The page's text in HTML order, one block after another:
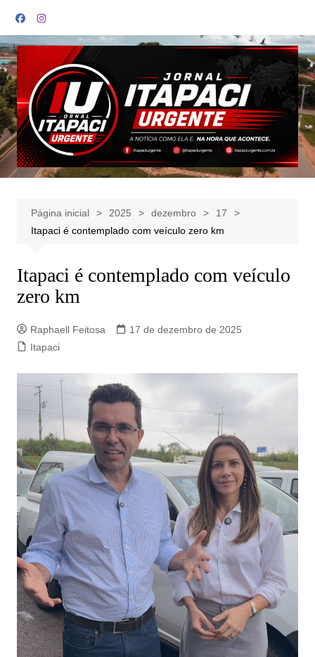
para
o
conteúdo
Página inicial 2025 dezembro
17
Itapaci é contemplado com veículo zero km
Itapaci é contemplado com veículo
zero km
Raphaell Feitosa
17 de dezembro de 2025
Itapaci